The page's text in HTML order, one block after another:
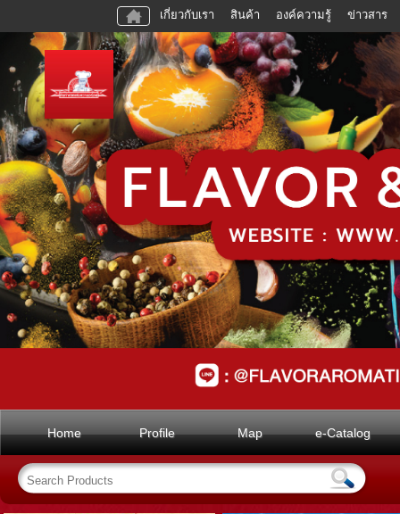
เกี่ยวกับเรา สินค้า องค์ความรู้ ข่าวสาร
Home Profile Map e-Catalog